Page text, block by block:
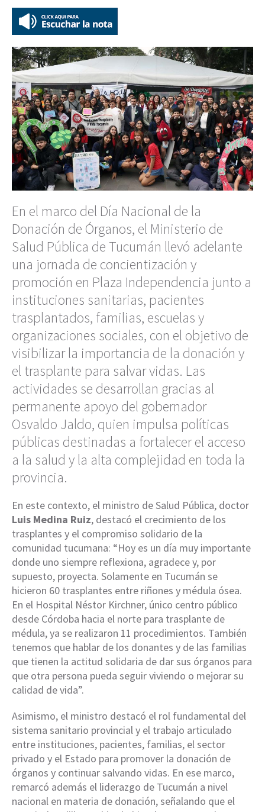
En el marco del Día Nacional de la
Donación de Órganos, el Ministerio de
Salud Pública de Tucumán llevó adelante
una jornada de concientización y
promoción en Plaza Independencia junto a
instituciones sanitarias, pacientes
trasplantados, familias, escuelas y
organizaciones sociales, con el objetivo de
visibilizar la importancia de la donación y
el trasplante para salvar vidas. Las
actividades se desarrollan gracias al
permanente apoyo del gobernador
Osvaldo Jaldo, quien impulsa políticas
públicas destinadas a fortalecer el acceso
a la salud y la alta complejidad en toda la
provincia.
En este contexto, el ministro de Salud Pública, doctor
Luis Medina Ruiz, destacó el crecimiento de los
trasplantes y el compromiso solidario de la
comunidad tucumana: “Hoy es un día muy importante
donde uno siempre reflexiona, agradece y, por
supuesto, proyecta. Solamente en Tucumán se
hicieron 60 trasplantes entre riñones y médula ósea.
En el Hospital Néstor Kirchner, único centro público
desde Córdoba hacia el norte para trasplante de
médula, ya se realizaron 11 procedimientos. También
tenemos que hablar de los donantes y de las familias
que tienen la actitud solidaria de dar sus órganos para
que otra persona pueda seguir viviendo o mejorar su
calidad de vida”.
Asimismo, el ministro destacó el rol fundamental del
sistema sanitario provincial y el trabajo articulado
entre instituciones, pacientes, familias, el sector
privado y el Estado para promover la donación de
órganos y continuar salvando vidas. En ese marco,
remarcó además el liderazgo de Tucumán a nivel
nacional en materia de donación, señalando que el